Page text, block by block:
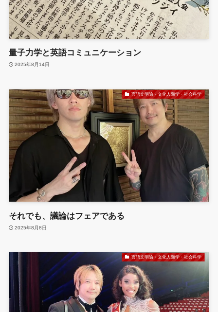
量子力学と英語コミュニケーション
2025年8月14日
言語文明論・文化人類学・社会科学
それでも、議論はフェアである
2025年8月8日
言語文明論・文化人類学・社会科学